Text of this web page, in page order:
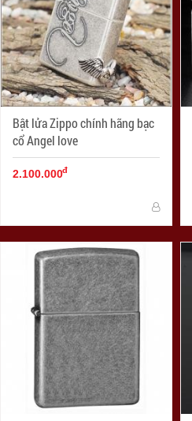
Bật lửa Zippo chính hãng bạc
cổ Angel love
2.100.000đ